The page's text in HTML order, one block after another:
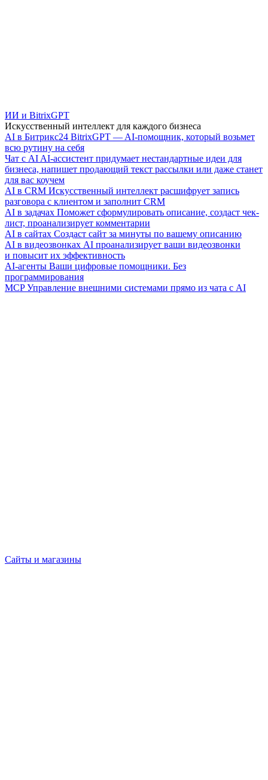
ИИ и BitrixGPT
Искусственный интеллект для каждого бизнеса
AI в Битрикс24 BitrixGPT — AI-помощник, который возьмет
всю рутину на себя
Чат с AI AI-ассистент придумает нестандартные идеи для
бизнеса, напишет продающий текст рассылки или даже станет
для вас коучем
AI в CRM Искусственный интеллект расшифрует запись
разговора с клиентом и заполнит CRM
AI в задачах Поможет сформулировать описание, создаст чек-
лист, проанализирует комментарии
AI в сайтах Создаст сайт за минуты по вашему описанию
AI в видеозвонках AI проанализирует ваши видеозвонки
и повысит их эффективность
AI-агенты Ваши цифровые помощники. Без
программирования
MCP Управление внешними системами прямо из чата с AI
Сайты и магазины